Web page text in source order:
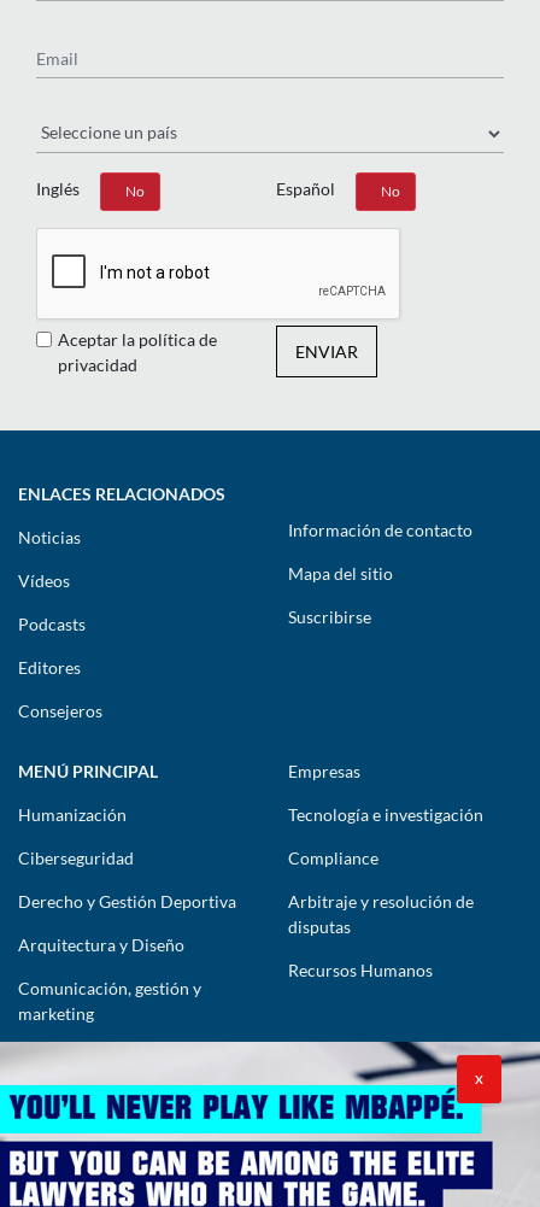
Inglés
Sí No Español
Sí No
Aceptar la política de
privacidad
ENVIAR
ENLACES RELACIONADOS
Noticias
Vídeos
Podcasts
Editores
Consejeros
Información de contacto
Mapa del sitio
Suscribirse
MENÚ PRINCIPAL
Humanización
Ciberseguridad
Derecho y Gestión Deportiva
Arquitectura y Diseño
Comunicación, gestión y
marketing
Empresas
Tecnología e investigación
Compliance
Arbitraje y resolución de
disputas
Recursos Humanos
lawyers@theimpactlawyers.com
SUSCRIBIRSE
X